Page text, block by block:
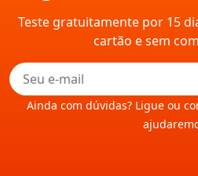
Teste gratuitamente por 15
cartão e sem
Ainda com dúvidas? Ligue ou